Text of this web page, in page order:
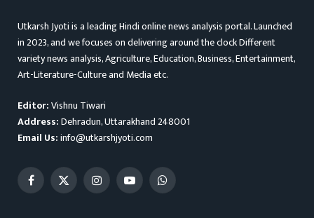
Utkarsh Jyoti is a leading Hindi online news analysis portal. Launched
in 2023, and we focuses on delivering around the clock Different
variety news analysis, Agriculture, Education, Business, Entertainment,
Art-Literature-Culture and Media etc.
Editor:Vishnu Tiwari
Address:Dehradun, Uttarakhand 248001
Email Us:info@utkarshjyoti.com
Facebook
X
InstagramYouTubeWhatsApp